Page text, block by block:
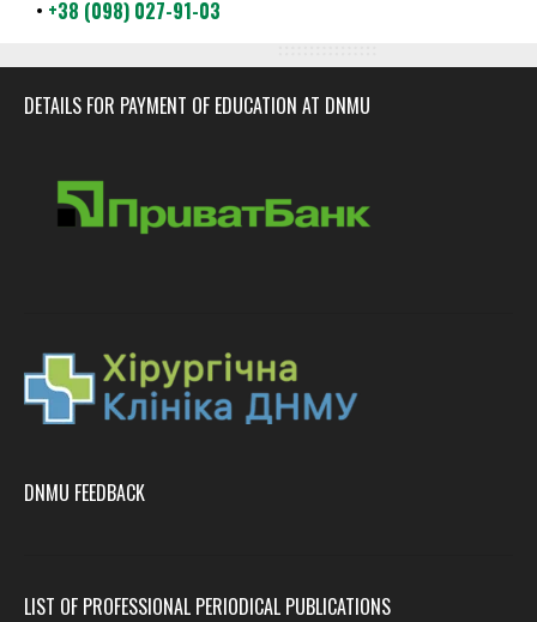
• +38 (098) 027-91-03
DETAILS FOR PAYMENT OF EDUCATION AT DNMU
DNMU FEEDBACK
LIST OF PROFESSIONAL PERIODICAL PUBLICATIONS